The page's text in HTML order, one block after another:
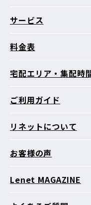
サービス
料金表
宅配エリア・集配時
ご利用ガイド
リネットについて
お客様の声
Lenet MAGAZINE